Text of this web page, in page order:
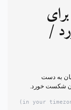
/
به دست
شکست خورد.